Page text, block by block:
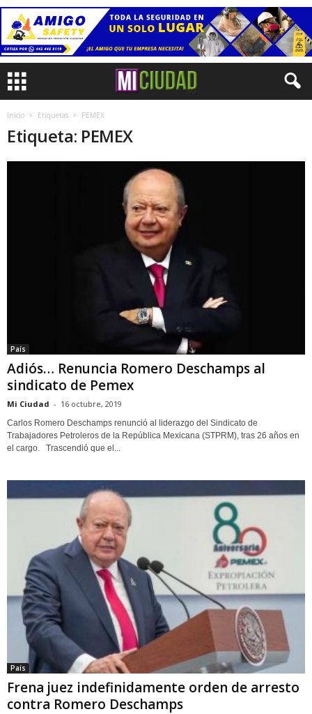
Inicio Etiquetas PEMEX
Etiqueta: PEMEX
País
Adiós… Renuncia Romero Deschamps al
sindicato de Pemex
Mi Ciudad - 16 octubre, 2019
Carlos Romero Deschamps renunció al liderazgo del Sindicato de
Trabajadores Petroleros de la República Mexicana (STPRM), tras 26 años en
el cargo. Trascendió que el...
País
Frena juez indefinidamente orden de arresto
contra Romero Deschamps